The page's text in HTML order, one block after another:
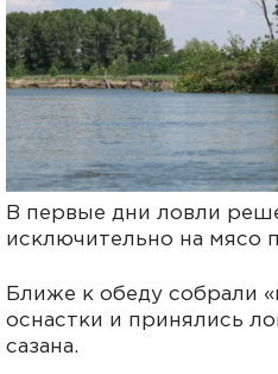
В первые дни ловли
исключительно на мясо
Ближе к обеду собрали
оснастки и принялись
сазана.